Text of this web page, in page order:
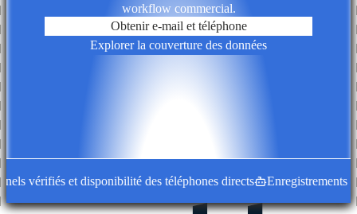
workflow commercial.
Obtenir e-mail et téléphone
Explorer la couverture des données
vérifiés et disponibilité des téléphones directs Enregistrements